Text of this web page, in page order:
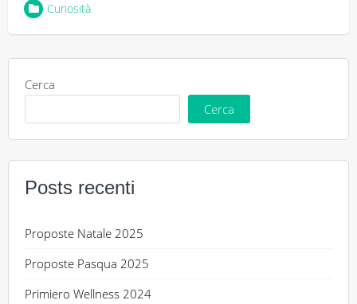
Curiosità
Cerca
Cerca
Posts recenti
Proposte Natale 2025
Proposte Pasqua 2025
Primiero Wellness 2024